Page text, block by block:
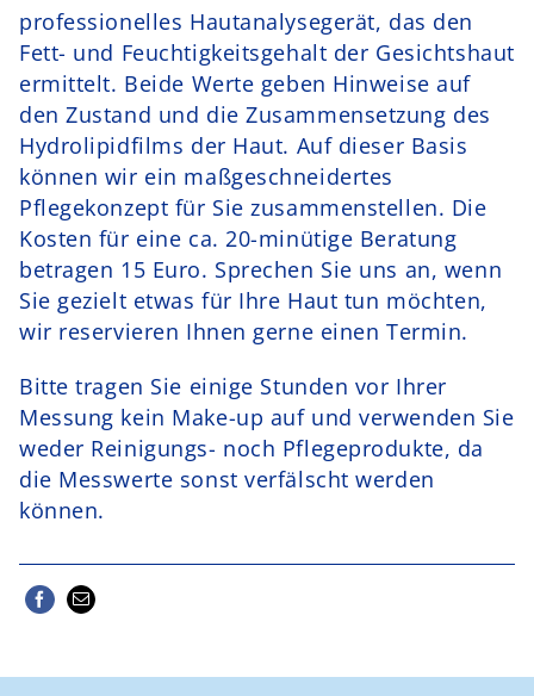
professionelles Hautanalysegerät, das den
Fett- und Feuchtigkeitsgehalt der Gesichtshaut
ermittelt. Beide Werte geben Hinweise auf
den Zustand und die Zusammensetzung des
Hydrolipidfilms der Haut. Auf dieser Basis
können wir ein maßgeschneidertes
Pflegekonzept für Sie zusammenstellen. Die
Kosten für eine ca. 20-minütige Beratung
betragen 15 Euro. Sprechen Sie uns an, wenn
Sie gezielt etwas für Ihre Haut tun möchten,
wir reservieren Ihnen gerne einen Termin.
Bitte tragen Sie einige Stunden vor Ihrer
Messung kein Make-up auf und verwenden Sie
weder Reinigungs- noch Pflegeprodukte, da
die Messwerte sonst verfälscht werden
können.